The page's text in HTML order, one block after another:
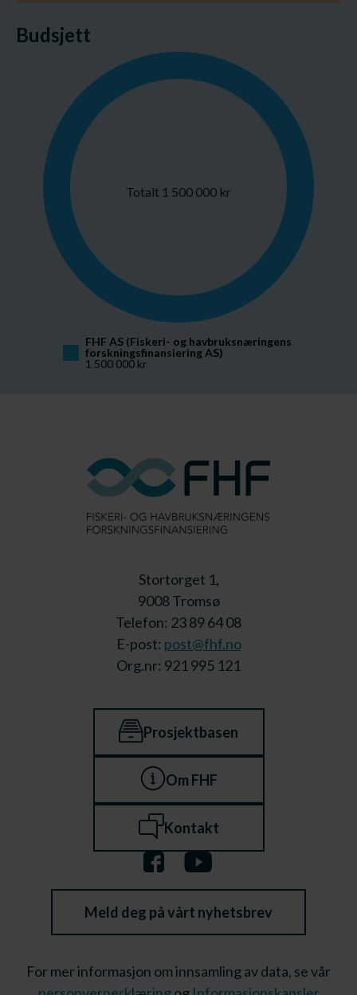
Budsjett
Totalt 1 500 000 kr
FHF AS (Fiskeri- og havbruksnæringens
forskningsfinansiering AS)
1 500 000 kr
Stortorget 1,
9008 Tromsø
Telefon: 23 89 64 08
E-post: post@fhf.no
Org.nr: 921 995 121
Prosjektbasen
Om FHF
Kontakt
Meld deg på vårt nyhetsbrev
For mer informasjon om innsamling av data, se vår